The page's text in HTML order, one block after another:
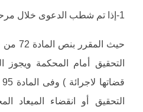
1-إذا تم شطب الدعوى خلال مرحلة التحقيق في الدعوى
حيث
التحقيق أمام المحكمة
التحقيق أو انقضاء الميعاد